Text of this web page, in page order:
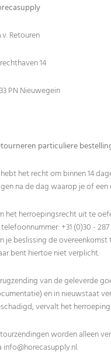
Retouren
14
PN Nieuwegein
particuliere
het recht om binnen 14
na de dag waarop je of
het herroepingsrecht uit te
+31 (0)30 -
je beslissing de
bent hiertoe niet verplicht.
van de geleverde
en in nieuwstaat
vervalt het
worden alleen
info@horecasupply.nl.